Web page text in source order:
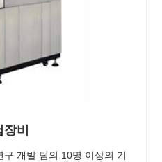
비
개발 팀의 10명 이상의 기